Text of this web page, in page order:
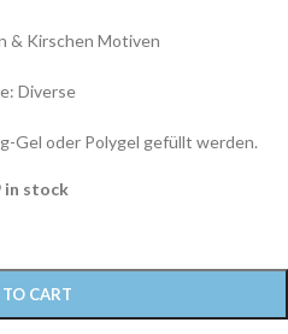
& Kirschen Motiven
Diverse
Gel oder Polygel gefüllt werden.
in stock
CART